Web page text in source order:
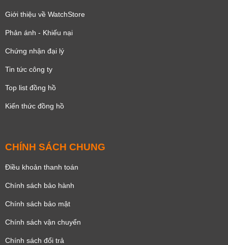
Giới thiệu về WatchStore
Phản ánh - Khiếu nại
Chứng nhận đại lý
Tin tức công ty
Top list đồng hồ
Kiến thức đồng hồ
CHÍNH SÁCH CHUNG
Điều khoản thanh toán
Chính sách bảo hành
Chính sách bảo mật
Chính sách vận chuyển
Chính sách đổi trả